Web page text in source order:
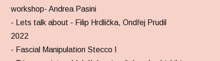
workshop- Andrea Pasini
- Lets talk about - Filip Hrdlička, Ondřej Prudil
2022
- Fascial Manipulation Stecco I